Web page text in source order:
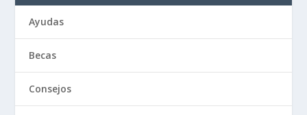
Ayudas
Becas
Consejos